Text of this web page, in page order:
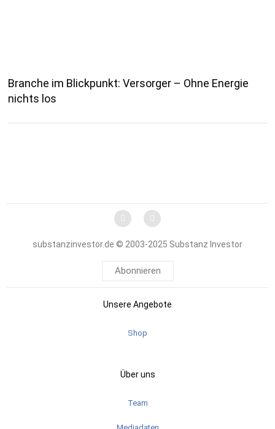
Branche im Blickpunkt: Versorger – Ohne Energie
nichts los
substanzinvestor.de © 2003-2025 Substanz Investor
Abonnieren
Unsere Angebote
Shop
Über uns
Team